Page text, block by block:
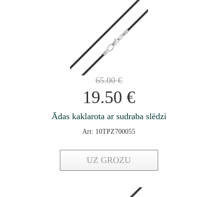
65.00€
19.50 €
Ādas kaklarota ar sudraba slēdzi
Art: 10TPZ700055
UZ GROZU